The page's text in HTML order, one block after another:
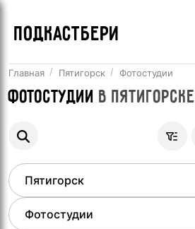
ПОДКАСТБЕРИ
Главная Пятигорск Фотостудии
Фотостудии в Пятигорске